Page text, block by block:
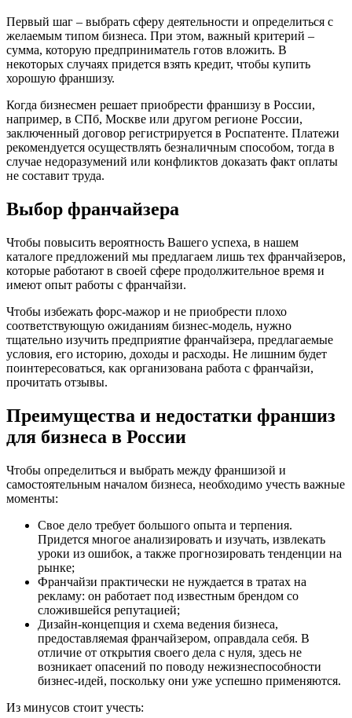
Первый шаг – выбрать сферу деятельности и определиться с
желаемым типом бизнеса. При этом, важный критерий –
сумма, которую предприниматель готов вложить. В
некоторых случаях придется взять кредит, чтобы купить
хорошую франшизу.
Когда бизнесмен решает приобрести франшизу в России,
например, в СПб, Москве или другом регионе России,
заключенный договор регистрируется в Роспатенте. Платежи
рекомендуется осуществлять безналичным способом, тогда в
случае недоразумений или конфликтов доказать факт оплаты
не составит труда.
Выбор франчайзера
Чтобы повысить вероятность Вашего успеха, в нашем
каталоге предложений мы предлагаем лишь тех франчайзеров,
которые работают в своей сфере продолжительное время и
имеют опыт работы с франчайзи.
Чтобы избежать форс-мажор и не приобрести плохо
соответствующую ожиданиям бизнес-модель, нужно
тщательно изучить предприятие франчайзера, предлагаемые
условия, его историю, доходы и расходы. Не лишним будет
поинтересоваться, как организована работа с франчайзи,
прочитать отзывы.
Преимущества и недостатки франшиз
для бизнеса в России
Чтобы определиться и выбрать между франшизой и
самостоятельным началом бизнеса, необходимо учесть важные
моменты:
Свое дело требует большого опыта и терпения.
Придется многое анализировать и изучать, извлекать
уроки из ошибок, а также прогнозировать тенденции на
рынке;
Франчайзи практически не нуждается в тратах на
рекламу: он работает под известным брендом со
сложившейся репутацией;
Дизайн-концепция и схема ведения бизнеса,
предоставляемая франчайзером, оправдала себя. В
отличие от открытия своего дела с нуля, здесь не
возникает опасений по поводу нежизнеспособности
бизнес-идей, поскольку они уже успешно применяются.
Из минусов стоит учесть: